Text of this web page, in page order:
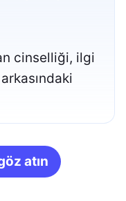
cinselliği, ilgi
atın